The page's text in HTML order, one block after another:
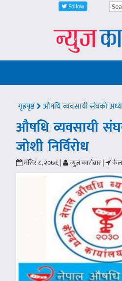
Follow
गृहपृष्ठ औषधि व्यवसायी संघको
औषधि व्यवसायी
जोशी निर्विरोध
मंसिर ८, २०७६ | न्युज कारोबार |